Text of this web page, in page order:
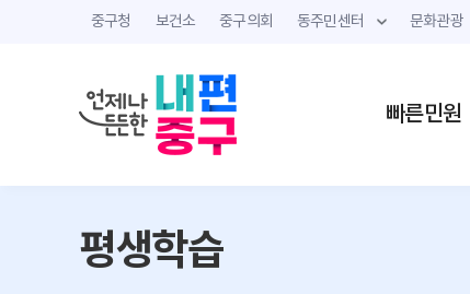
중구청 보건소 중구의회 동주민센터 문화관광
빠른민원
평생학습